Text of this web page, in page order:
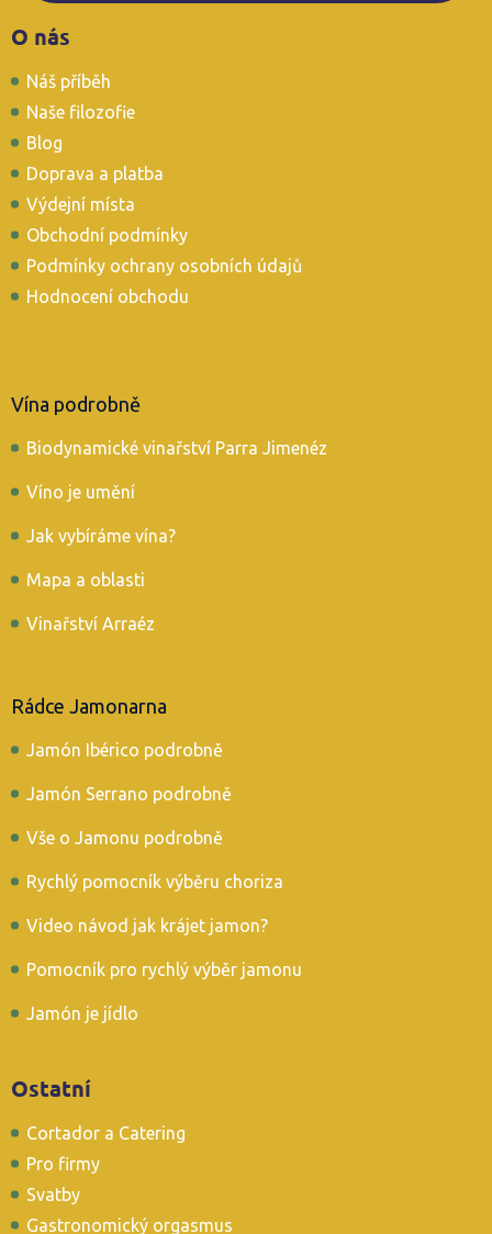
O nás
Náš příběh
Naše filozofie
Blog
Doprava a platba
Výdejní místa
Obchodní podmínky
Podmínky ochrany osobních údajů
Hodnocení obchodu
Vína podrobně
Biodynamické vinařství Parra Jimenéz
Víno je umění
Jak vybíráme vína?
Mapa a oblasti
Vinařství Arraéz
Rádce Jamonarna
Jamón Ibérico podrobně
Jamón Serrano podrobně
Vše o Jamonu podrobně
Rychlý pomocník výběru choriza
Video návod jak krájet jamon?
Pomocník pro rychlý výběr jamonu
Jamón je jídlo
Ostatní
Cortador a Catering
Pro firmy
Svatby
Gastronomický orgasmus